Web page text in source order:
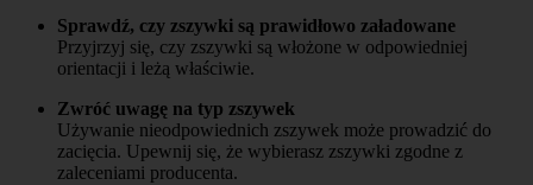
Sprawdź, czy zszywki są prawidłowo załadowane
Przyjrzyj się, czy zszywki są włożone w odpowiedniej
orientacji i leżą właściwie.
Zwróć uwagę na typ zszywek
Używanie nieodpowiednich zszywek może prowadzić do
zacięcia. Upewnij się, że wybierasz zszywki zgodne z
zaleceniami producenta.